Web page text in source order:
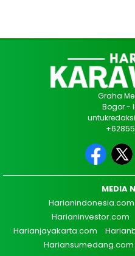
Graha
Bogor -
MEDIA
Harianindonesia.com
Harianinvestor.com
Harianjayakarta.com
Hariansumedang.com